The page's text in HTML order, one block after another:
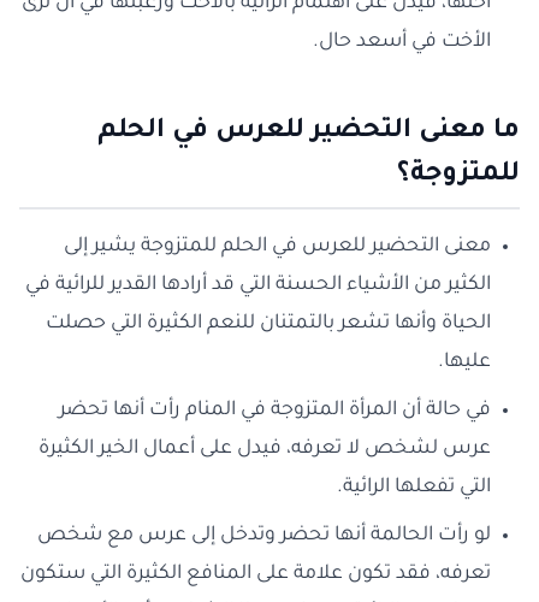
أختها، فيدل على اهتمام الرائية بالأخت ورغبتها في أن ترى
الأخت في أسعد حال.
ما معنى التحضير للعرس في الحلم
للمتزوجة؟
معنى التحضير للعرس في الحلم للمتزوجة يشير إلى
الكثير من الأشياء الحسنة التي قد أرادها القدير للرائية في
الحياة وأنها تشعر بالتمتنان للنعم الكثيرة التي حصلت
عليها.
في حالة أن المرأة المتزوجة في المنام رأت أنها تحضر
عرس لشخص لا تعرفه، فيدل على أعمال الخير الكثيرة
التي تفعلها الرائية.
لو رأت الحالمة أنها تحضر وتدخل إلى عرس مع شخص
تعرفه، فقد تكون علامة على المنافع الكثيرة التي ستكون